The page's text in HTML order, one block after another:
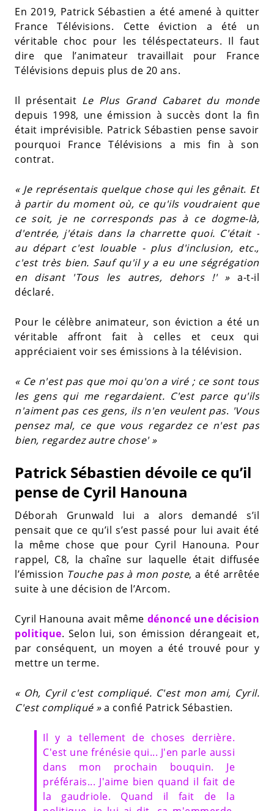
En 2019, Patrick Sébastien a été amené à quitter
France Télévisions. Cette éviction a été un
véritable choc pour les téléspectateurs. Il faut
dire que l’animateur travaillait pour France
Télévisions depuis plus de 20 ans.
Il présentait Le Plus Grand Cabaret du monde
depuis 1998, une émission à succès dont la fin
était imprévisible. Patrick Sébastien pense savoir
pourquoi France Télévisions a mis fin à son
contrat.
« Je représentais quelque chose qui les gênait. Et
à partir du moment où, ce qu'ils voudraient que
ce soit, je ne corresponds pas à ce dogme-là,
d'entrée, j'étais dans la charrette quoi. C'était -
au départ c'est louable - plus d'inclusion, etc.,
c'est très bien. Sauf qu'il y a eu une ségrégation
en disant 'Tous les autres, dehors !' »a-t-il
déclaré.
Pour le célèbre animateur, son éviction a été un
véritable affront fait à celles et ceux qui
appréciaient voir ses émissions à la télévision.
« Ce n'est pas que moi qu'on a viré ; ce sont tous
les gens qui me regardaient. C'est parce qu'ils
n'aiment pas ces gens, ils n'en veulent pas. 'Vous
pensez mal, ce que vous regardez ce n'est pas
bien, regardez autre chose' »
Patrick Sébastien dévoile ce qu’il
pense de Cyril Hanouna
Déborah Grunwald lui a alors demandé s’il
pensait que ce qu’il s’est passé pour lui avait été
la même chose que pour Cyril Hanouna. Pour
rappel, C8, la chaîne sur laquelle était diffusée
l’émission Touche pas à mon poste, a été arrêtée
suite à une décision de l’Arcom.
Cyril Hanouna avait même dénoncé une décision
politique. Selon lui, son émission dérangeait et,
par conséquent, un moyen a été trouvé pour y
mettre un terme.
« Oh, Cyril c'est compliqué. C'est mon ami, Cyril.
C'est compliqué »a confié Patrick Sébastien.
Il y a tellement de choses derrière.
C'est une frénésie qui... J'en parle aussi
dans mon prochain bouquin. Je
préférais... J'aime bien quand il fait de
la gaudriole. Quand il fait de la